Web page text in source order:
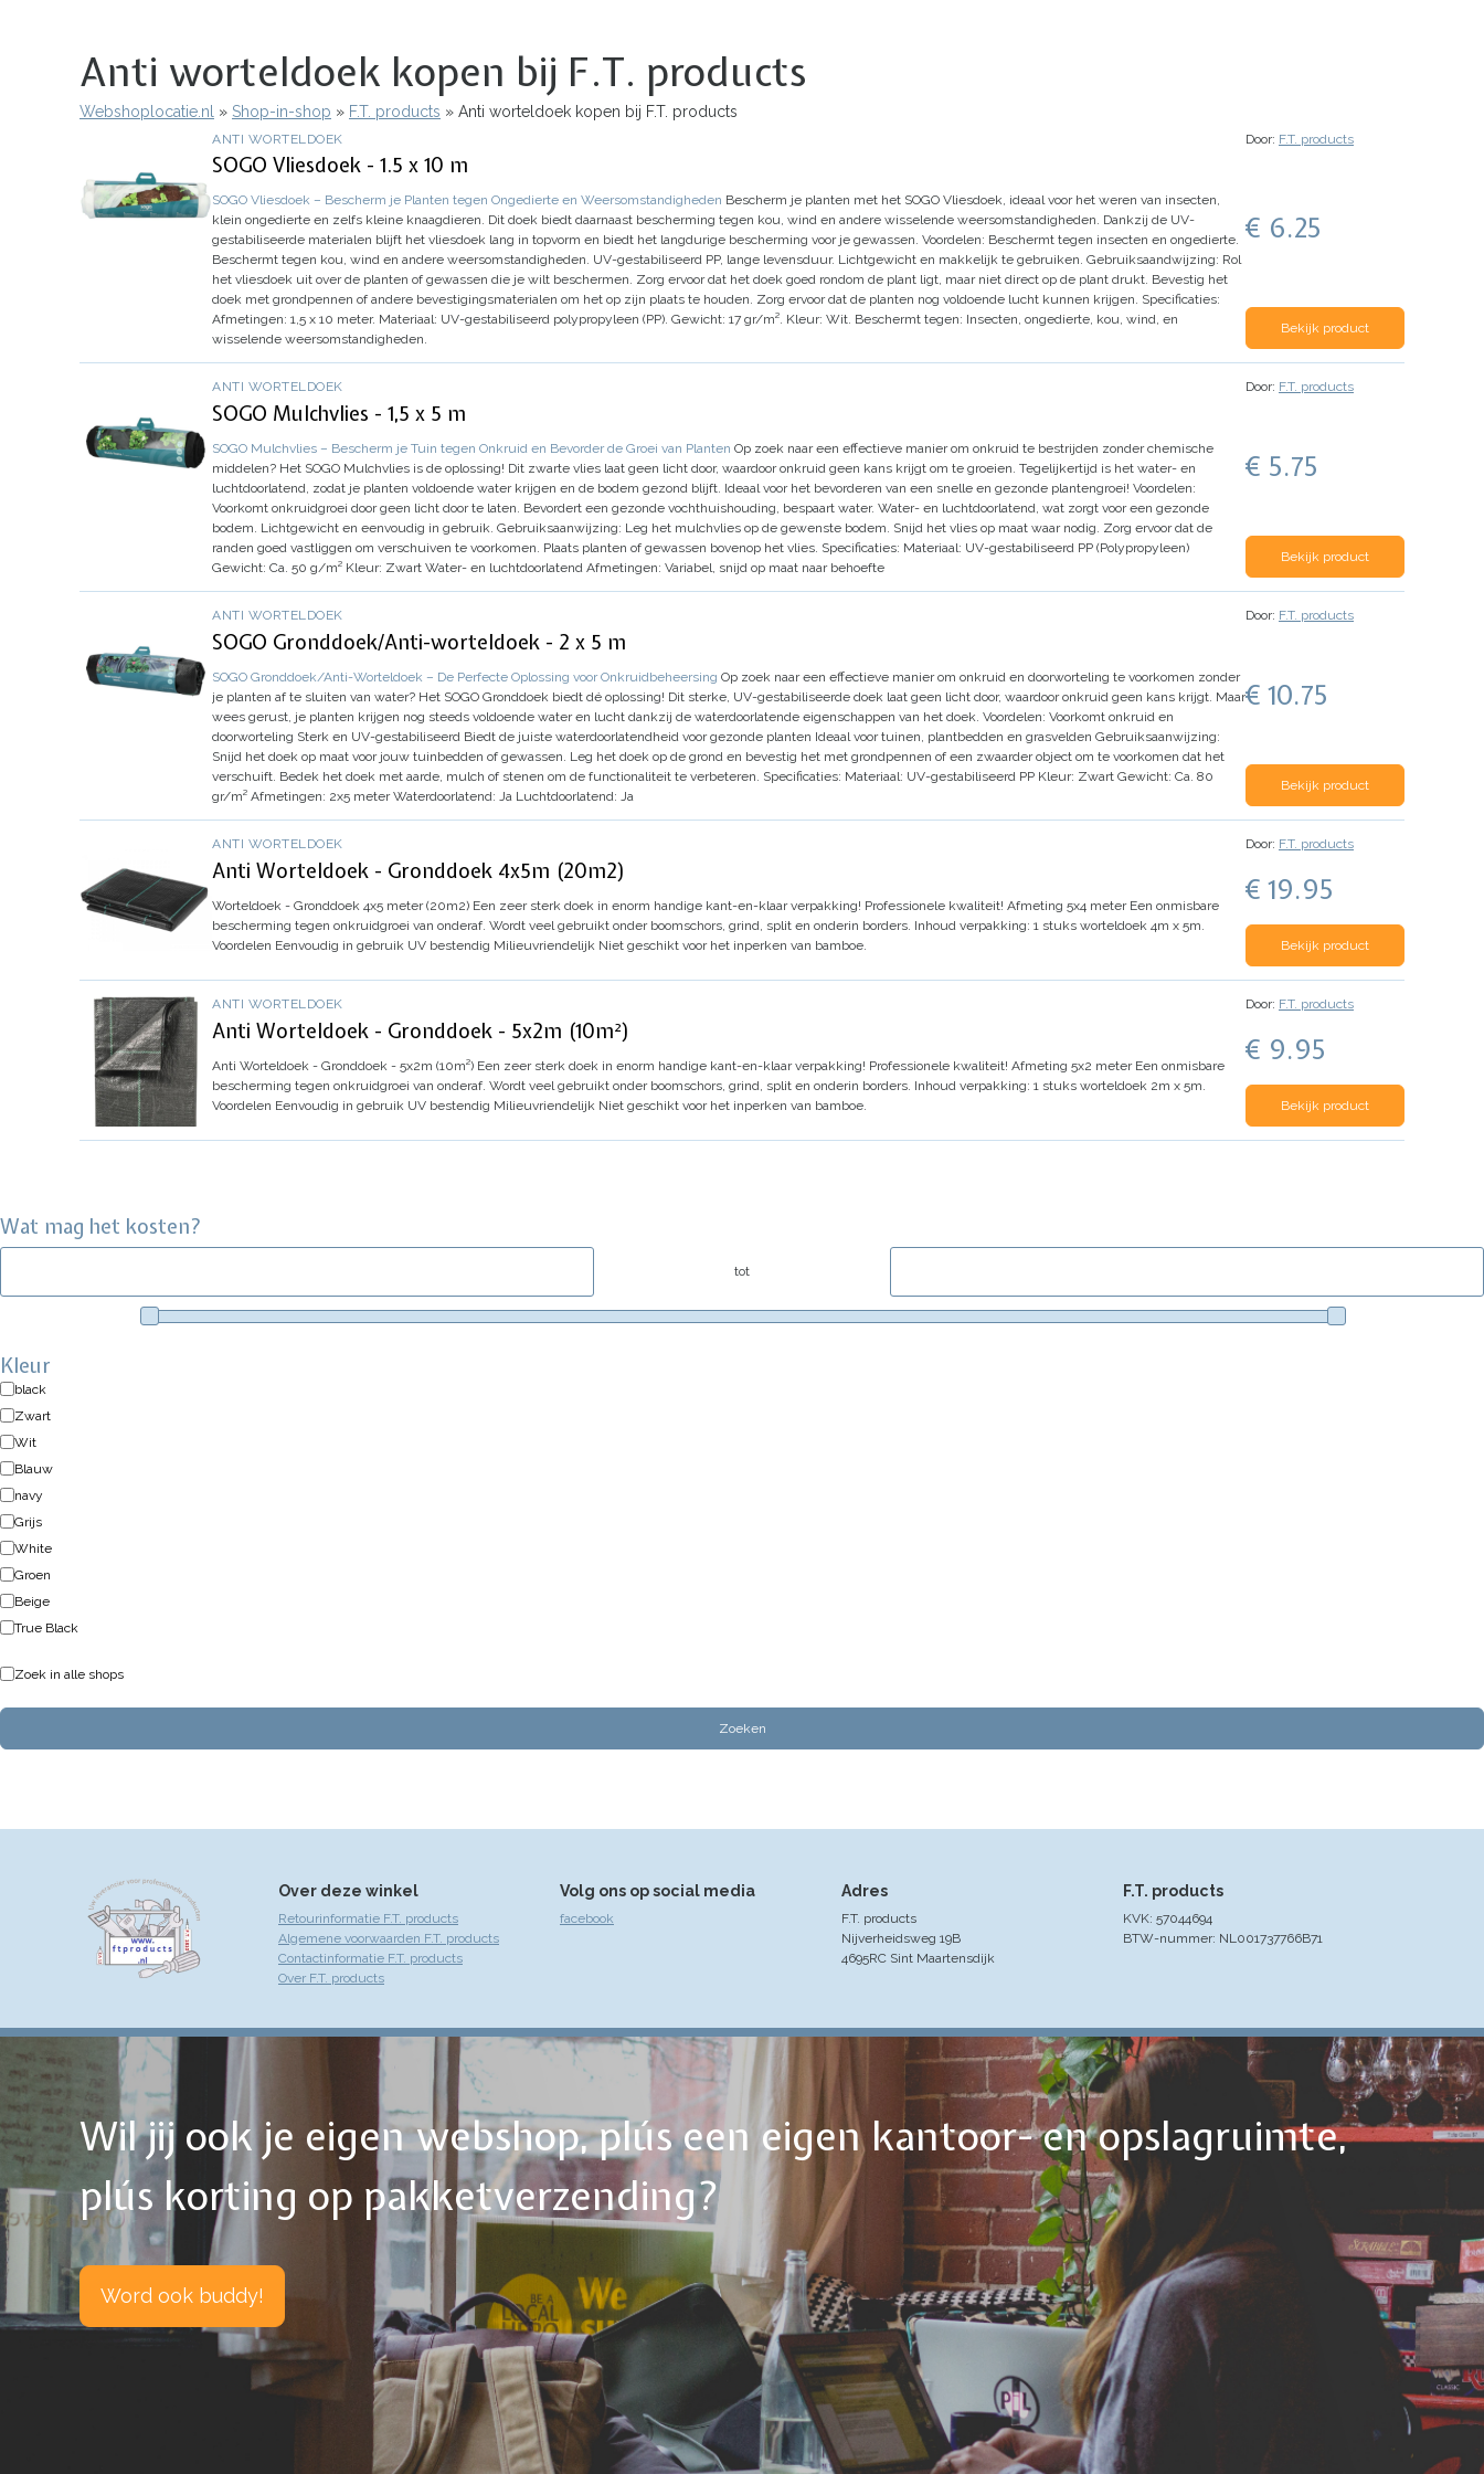
Anti worteldoek kopen bij F.T. products
Kruimelpad
Webshoplocatie.nl Shop-in-shop F.T. products Anti worteldoek kopen bij F.T. products
ANTI WORTELDOEK
SOGO Vliesdoek - 1.5 x 10 m
SOGO Vliesdoek – Bescherm je Planten tegen Ongedierte en Weersomstandigheden Bescherm je planten met het SOGO Vliesdoek, ideaal voor het weren van insecten,
klein ongedierte en zelfs kleine knaagdieren. Dit doek biedt daarnaast bescherming tegen kou, wind en andere wisselende weersomstandigheden. Dankzij de UV-
gestabiliseerde materialen blijft het vliesdoek lang in topvorm en biedt het langdurige bescherming voor je gewassen. Voordelen: Beschermt tegen insecten en ongedierte.
Beschermt tegen kou, wind en andere weersomstandigheden. UV-gestabiliseerd PP, lange levensduur. Lichtgewicht en makkelijk te gebruiken. Gebruiksaandwijzing: Rol
het vliesdoek uit over de planten of gewassen die je wilt beschermen. Zorg ervoor dat het doek goed rondom de plant ligt, maar niet direct op de plant drukt. Bevestig het
doek met grondpennen of andere bevestigingsmaterialen om het op zijn plaats te houden. Zorg ervoor dat de planten nog voldoende lucht kunnen krijgen. Specificaties:
Afmetingen: 1,5 x 10 meter. Materiaal: UV-gestabiliseerd polypropyleen (PP). Gewicht: 17 gr/m². Kleur: Wit. Beschermt tegen: Insecten, ongedierte, kou, wind, en
wisselende weersomstandigheden.
Door: F.T. products
€ 6.25
Bekijk product
ANTI WORTELDOEK
SOGO Mulchvlies - 1,5 x 5 m
SOGO Mulchvlies – Bescherm je Tuin tegen Onkruid en Bevorder de Groei van Planten Op zoek naar een effectieve manier om onkruid te bestrijden zonder chemische
middelen? Het SOGO Mulchvlies is de oplossing! Dit zwarte vlies laat geen licht door, waardoor onkruid geen kans krijgt om te groeien. Tegelijkertijd is het water- en
luchtdoorlatend, zodat je planten voldoende water krijgen en de bodem gezond blijft. Ideaal voor het bevorderen van een snelle en gezonde plantengroei! Voordelen:
Voorkomt onkruidgroei door geen licht door te laten. Bevordert een gezonde vochthuishouding, bespaart water. Water- en luchtdoorlatend, wat zorgt voor een gezonde
bodem. Lichtgewicht en eenvoudig in gebruik. Gebruiksaanwijzing: Leg het mulchvlies op de gewenste bodem. Snijd het vlies op maat waar nodig. Zorg ervoor dat de
randen goed vastliggen om verschuiven te voorkomen. Plaats planten of gewassen bovenop het vlies. Specificaties: Materiaal: UV-gestabiliseerd PP (Polypropyleen)
Gewicht: Ca. 50 g/m² Kleur: Zwart Water- en luchtdoorlatend Afmetingen: Variabel, snijd op maat naar behoefte
Door: F.T. products
€ 5.75
Bekijk product
ANTI WORTELDOEK
SOGO Gronddoek/Anti-worteldoek - 2 x 5 m
SOGO Gronddoek/Anti-Worteldoek – De Perfecte Oplossing voor Onkruidbeheersing Op zoek naar een effectieve manier om onkruid en doorworteling te voorkomen zonder
je planten af te sluiten van water? Het SOGO Gronddoek biedt dé oplossing! Dit sterke, UV-gestabiliseerde doek laat geen licht door, waardoor onkruid geen kans krijgt. Maar
wees gerust, je planten krijgen nog steeds voldoende water en lucht dankzij de waterdoorlatende eigenschappen van het doek. Voordelen: Voorkomt onkruid en
doorworteling Sterk en UV-gestabiliseerd Biedt de juiste waterdoorlatendheid voor gezonde planten Ideaal voor tuinen, plantbedden en grasvelden Gebruiksaanwijzing:
Snijd het doek op maat voor jouw tuinbedden of gewassen. Leg het doek op de grond en bevestig het met grondpennen of een zwaarder object om te voorkomen dat het
verschuift. Bedek het doek met aarde, mulch of stenen om de functionaliteit te verbeteren. Specificaties: Materiaal: UV-gestabiliseerd PP Kleur: Zwart Gewicht: Ca. 80
gr/m² Afmetingen: 2x5 meter Waterdoorlatend: Ja Luchtdoorlatend: Ja
Door: F.T. products
€ 10.75
Bekijk product
ANTI WORTELDOEK
Anti Worteldoek - Gronddoek 4x5m (20m2)
Worteldoek - Gronddoek 4x5 meter (20m2) Een zeer sterk doek in enorm handige kant-en-klaar verpakking! Professionele kwaliteit! Afmeting 5x4 meter Een onmisbare
bescherming tegen onkruidgroei van onderaf. Wordt veel gebruikt onder boomschors, grind, split en onderin borders. Inhoud verpakking: 1 stuks worteldoek 4m x 5m.
Voordelen Eenvoudig in gebruik UV bestendig Milieuvriendelijk Niet geschikt voor het inperken van bamboe.
Door: F.T. products
€ 19.95
Bekijk product
ANTI WORTELDOEK
Anti Worteldoek - Gronddoek - 5x2m (10m²)
Anti Worteldoek - Gronddoek - 5x2m (10m²) Een zeer sterk doek in enorm handige kant-en-klaar verpakking! Professionele kwaliteit! Afmeting 5x2 meter Een onmisbare
bescherming tegen onkruidgroei van onderaf. Wordt veel gebruikt onder boomschors, grind, split en onderin borders. Inhoud verpakking: 1 stuks worteldoek 2m x 5m.
Voordelen Eenvoudig in gebruik UV bestendig Milieuvriendelijk Niet geschikt voor het inperken van bamboe.
Door: F.T. products
€ 9.95
Bekijk product
Wat mag het kosten?
tot
Kleur
black
Zwart
Wit
Blauw
navy
Grijs
White
Groen
Beige
True Black
Zoek in alle shops
Over deze winkel
Retourinformatie F.T. products
Algemene voorwaarden F.T. products
Contactinformatie F.T. products
Over F.T. products
Volg ons op social media
facebook
Adres
F.T. products
Nijverheidsweg 19B
4695RC Sint Maartensdijk
F.T. products
KVK: 57044694
BTW-nummer: NL001737766B71
Wil jij ook je eigen webshop, plús een eigen kantoor- en opslagruimte,
plús korting op pakketverzending?
Word ook buddy!